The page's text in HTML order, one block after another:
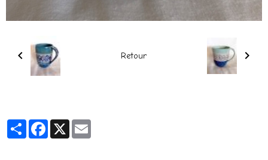
Retour
PartagerFacebook
X